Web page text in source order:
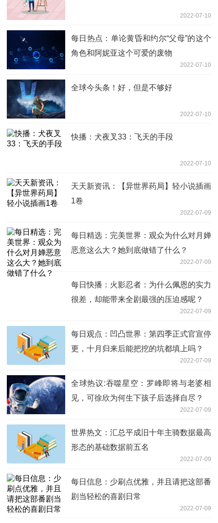
2022-07-10
每日热点：单论黄昏和约尔“父母”的这个
角色和阿妮亚这个可爱的废物
2022-07-10
全球今头条！好，但是不够好
2022-07-10
快播：犬夜叉33：飞天的手段
2022-07-10
天天新资讯：【异世界药局】轻小说插画
1卷
2022-07-09
每日精选：完美世界：观众为什么对月婵
恶意这么大？她到底做错了什么？
2022-07-09
每日快播：火影忍者：为什么佩恩的实力
很差，却能带来全剧最强的压迫感呢？
2022-07-09
每日观点：凹凸世界：第四季正式官宣停
更，十月归来后能把挖的坑都填上吗？
2022-07-09
全球热议:吞噬星空：罗峰即将与老婆相
见，可徐欣为何生下孩子后选择自尽？
2022-07-09
世界热文：汇总平成旧十年主骑数据最高
形态的基础数据前五名
2022-07-09
每日信息：少刷点优雅，并且请把这部番
剧当轻松的喜剧日常
2022-07-09